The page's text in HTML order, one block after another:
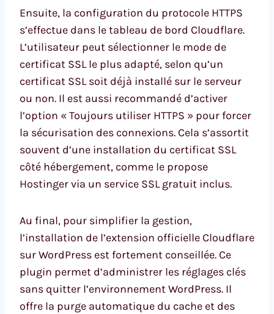
Ensuite, la configuration du protocole HTTPS
s’effectue dans le tableau de bord Cloudflare.
L’utilisateur peut sélectionner le mode de
certificat SSL le plus adapté, selon qu’un
certificat SSL soit déjà installé sur le serveur
ou non. Il est aussi recommandé d’activer
l’option « Toujours utiliser HTTPS » pour forcer
la sécurisation des connexions. Cela s’assortit
souvent d’une installation du certificat SSL
côté hébergement, comme le propose
Hostinger via un service SSL gratuit inclus.
Au final, pour simplifier la gestion,
l’installation de l’extension officielle Cloudflare
sur WordPress est fortement conseillée. Ce
plugin permet d’administrer les réglages clés
sans quitter l’environnement WordPress. Il
offre la purge automatique du cache et des